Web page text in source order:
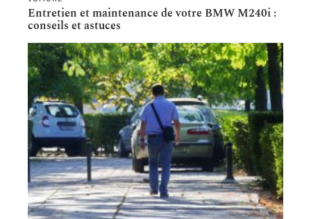
Entretien et maintenance de votre BMW M240i :
conseils et astuces